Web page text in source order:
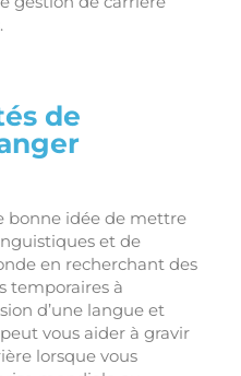
de
bonne idée de mettre
et de
en recherchant des
temporaires à
d’une langue et
vous aider à gravir
lorsque vous